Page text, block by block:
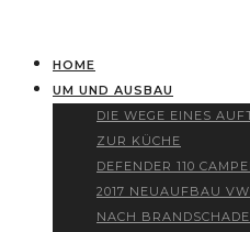
HOME
UM UND AUSBAU
DIE WEGE EINES
ZUR KÜCHE
DEFENDER 110
2017 NEUAUFBAU
NACH